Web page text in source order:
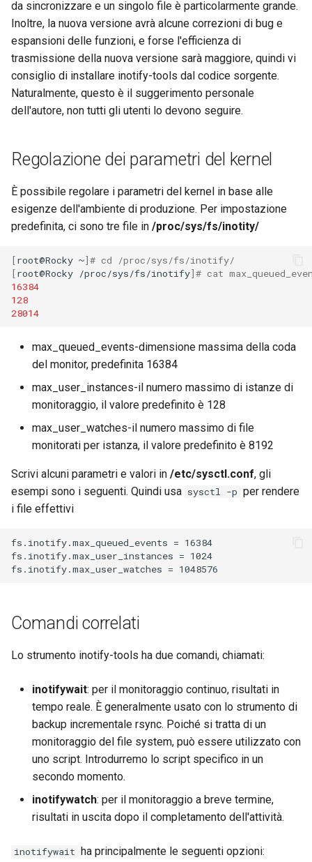
DNS
Editors
Email
File Sharing Services
Filesystems
Hardware
HPC
Interoperability
Kernel
Migrating cgroups v1 to v2 on
Rocky Linux
Mirror Management
Network
Package Management
Proxies
Repositories
Security
FreeRADIUS RADIUS
with Samba Active
OpenVPN
Autorità di certificazione
e firma delle chiavi
Hardening delle unità
Systemd
VPN WireGuard
Conclusions
Capitolo 6. Server mail
Capitolo 7. High availability
Laboratorio 10:
Configurazione di kubectl
l'accesso remoto
Laboratorio 11:
delle rotte di rete dei Pod
Laboratorio 13: Pulizia
bash - Colore della stringa
Servizio Systemd - Script
Python
Test di compatibilità della
torsocks - Instradare il
traffico attraverso
Tor/SOCKS5
Scrivere su CD/DVD fisici con
Xorriso
Rilascio 8.6
Release 8.5
Change Log
Rocky Linux Summer of
2024
da sincronizzare e un singolo file è particolarmente grande.
Inoltre, la nuova versione avrà alcune correzioni di bug e
espansioni delle funzioni, e forse l'efficienza di
trasmissione della nuova versione sarà maggiore, quindi vi
consiglio di installare inotify-tools dal codice sorgente.
Naturalmente, questo è il suggerimento personale
dell'autore, non tutti gli utenti lo devono seguire.
Regolazione dei parametri del kernel
È possibile regolare i parametri del kernel in base alle
esigenze dell'ambiente di produzione. Per impostazione
predefinita, ci sono tre file in /proc/sys/fs/inotity/
[root@Rocky ~]# cd /proc/sys/fs/inotify/
[root@Rocky /proc/sys/fs/inotify]# cat
16384
128
28014
max_queued_events-dimensione massima della coda
del monitor, predefinita 16384
max_user_instances-il numero massimo di istanze di
monitoraggio, il valore predefinito è 128
max_user_watches-il numero massimo di file
monitorati per istanza, il valore predefinito è 8192
Scrivi alcuni parametri e valori in /etc/sysctl.conf, gli
esempi sono i seguenti. Quindi usa sysctl -p per rendere
i file effettivi
fs.inotify.max_queued_events = 16384
fs.inotify.max_user_instances = 1024
Comandi correlati
Lo strumento inotify-tools ha due comandi, chiamati:
inotifywait: per il monitoraggio continuo, risultati in
tempo reale. È generalmente usato con lo strumento di
backup incrementale rsync. Poiché si tratta di un
monitoraggio del file system, può essere utilizzato con
uno script. Introdurremo lo script specifico in un
secondo momento.
inotifywatch: per il monitoraggio a breve termine,
risultati in uscita dopo il completamento dell'attività.
inotifywait ha principalmente le seguenti opzioni: